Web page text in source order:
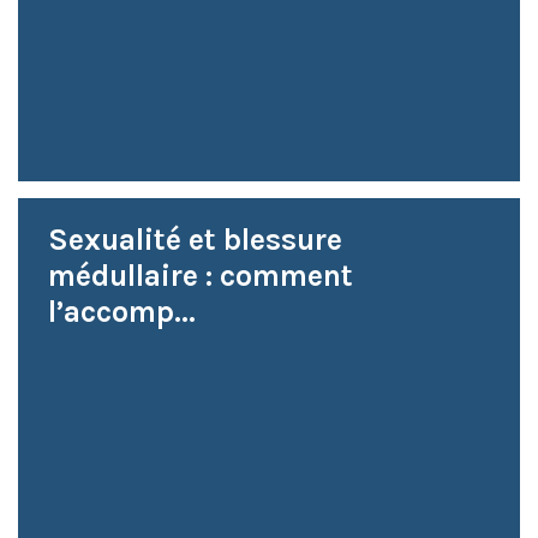
Sexualité et blessure
médullaire : comment
l’accomp...